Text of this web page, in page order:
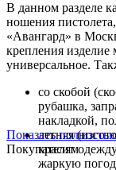
В данном разделе
ношения
«Авангард» в
крепления изделие
универсальное.
со скобой
рубашка,
накладкой,
летняя
красит
жаркую
Показать
Покупателям